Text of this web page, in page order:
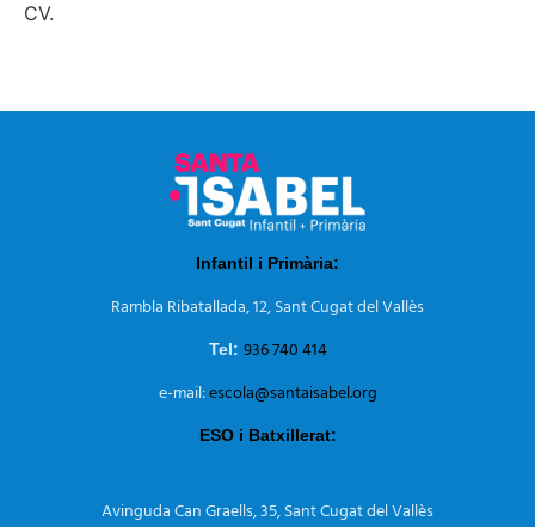
CV.
Infantil i Primària:
Rambla Ribatallada, 12, Sant Cugat del Vallès
Tel: 936 740 414
e-mail:escola@santaisabel.org
ESO i Batxillerat:
Avinguda Can Graells, 35,Sant Cugat del Vallès